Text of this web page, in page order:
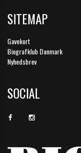
SITEMAP
Gavekort
Biografklub Danmark
Nyhedsbrev
SOCIAL